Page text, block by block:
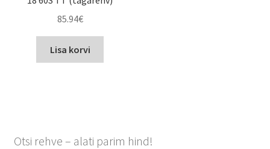
85.94€
Lisa korvi
Otsi rehve – alati parim hind!